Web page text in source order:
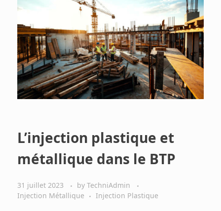
L’injection plastique et
métallique dans le BTP
31 juillet 2023 by TechniAdmin
Injection Métallique
Injection Plastique